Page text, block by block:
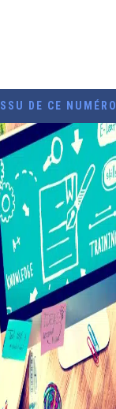
ISSU DE CE NUMÉRO